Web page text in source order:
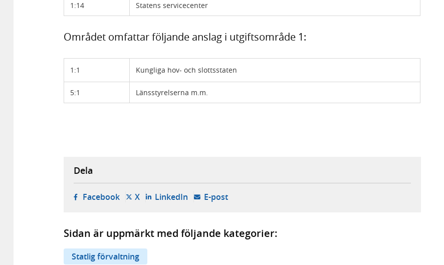
1:14 Statens servicecenter
Området omfattar följande anslag i utgiftsområde 1:
1:1 Kungliga hov- och slottsstaten
5:1 Länsstyrelserna m.m.
Dela
Facebook- öppnas i ny flik, extern webbplats,
X- öppnas i ny flik, extern webbplats,
LinkedIn- öppnas i ny flik, extern webbplats,
E-post- öppnar din e-postklient,
Sidan är uppmärkt med följande kategorier:
Statlig förvaltning